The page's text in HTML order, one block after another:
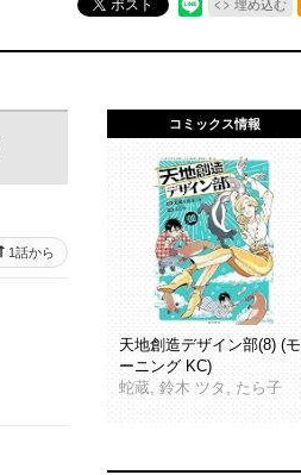
ポスト 埋め込む
1話から
コミックス情報
天地創造デザイン部(8) (モ
ーニング KC)
蛇蔵, 鈴木 ツタ, たら子